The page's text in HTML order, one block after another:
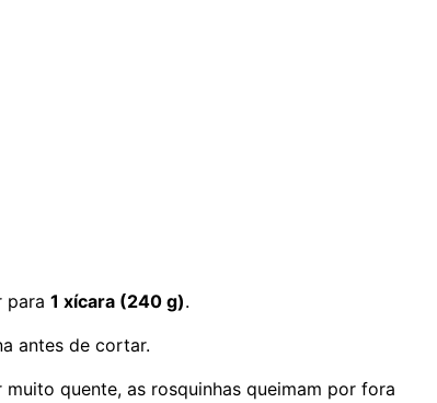
para 1 xícara (240 g).
antes de cortar.
quente, as rosquinhas queimam por fora